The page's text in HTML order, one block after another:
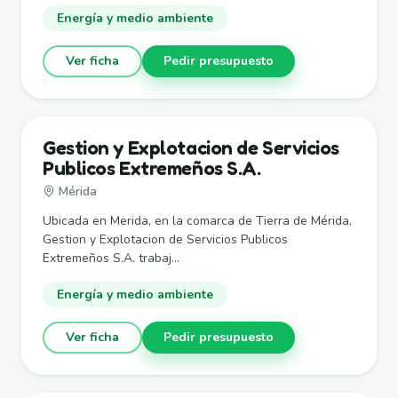
Energía y medio ambiente
Ver ficha Pedir presupuesto
Gestion y Explotacion de Servicios
Publicos Extremeños S.A.
Mérida
Ubicada en Merida, en la comarca de Tierra de Mérida,
Gestion y Explotacion de Servicios Publicos
Extremeños S.A. trabaj...
Energía y medio ambiente
Ver ficha Pedir presupuesto